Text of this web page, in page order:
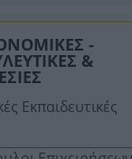
-
&
Εκπαιδευτικές